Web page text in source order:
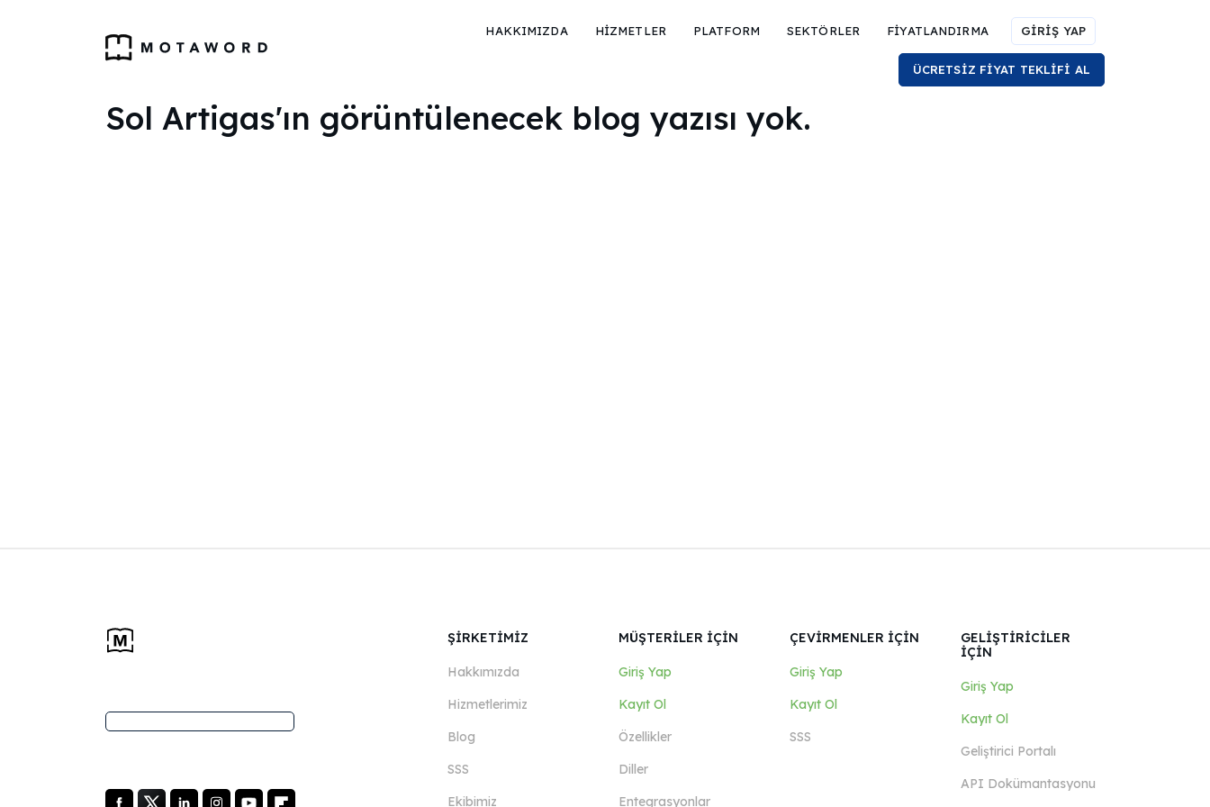
HAKKIMIZDA HİZMETLER PLATFORM SEKTÖRLER FİYATLANDIRMA GİRİŞ YAP
ÜCRETSİZ FİYAT TEKLİFİ AL
Sol Artigas'ın görüntülenecek blog yazısı yok.
ŞİRKETİMİZ
Hakkımızda
Hizmetlerimiz
Blog
SSS
Ekibimiz
MÜŞTERİLER İÇİN
Giriş Yap
Kayıt Ol
Özellikler
Diller
Entegrasyonlar
ÇEVİRMENLER İÇİN
Giriş Yap
Kayıt Ol
SSS
GELİŞTİRİCİLER
İÇİN
Giriş Yap
Kayıt Ol
Geliştirici Portalı
API Dokümantasyonu